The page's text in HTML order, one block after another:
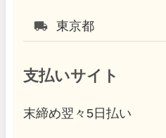
local_shipping 東京都
支払いサイト
末締め翌々5日払い